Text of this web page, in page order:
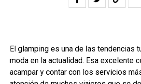
El glamping es una de las tendencias
moda en la actualidad. Esa excelente
acampar y contar con los servicios